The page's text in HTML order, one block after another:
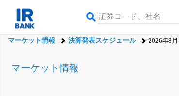
マーケット情報 決算発表スケジュール 2026年8月
マーケット情報